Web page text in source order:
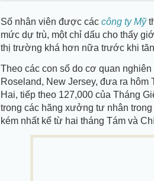
Số nhân viên được các công ty Mỹ
mức dự trù, một chỉ dấu cho thấy
thị trường khá hơn nữa trước khi
Theo các con số do cơ quan
Roseland, New Jersey, đưa ra
Hai, tiếp theo 127,000 của Tháng
trong các hãng xưởng tư nhân
kém nhất kể từ hai tháng Tám và